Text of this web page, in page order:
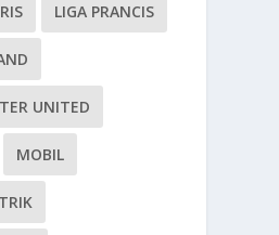
LIGA PRANCIS
UNITED
MOBIL